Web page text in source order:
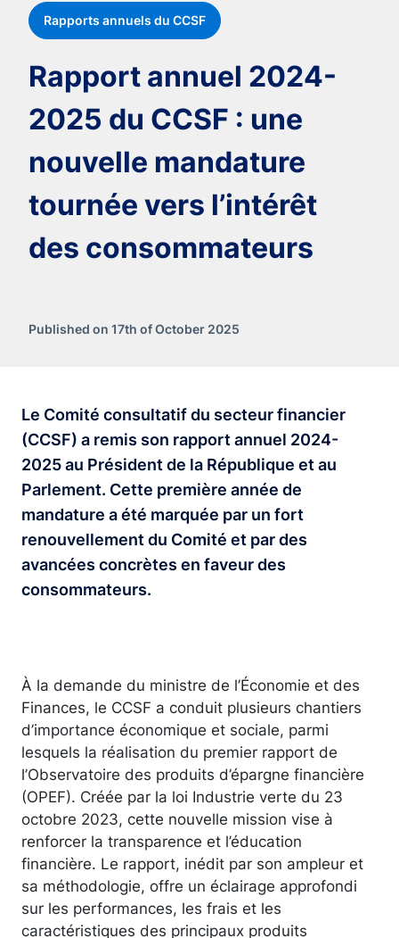
Rapports annuels du CCSF
Rapport annuel 2024-
2025 du CCSF : une
nouvelle mandature
tournée vers l’intérêt
des consommateurs
Published on 17th of October 2025
Le Comité consultatif du secteur financier
(CCSF) a remis son rapport annuel 2024-
2025 au Président de la République et au
Parlement. Cette première année de
mandature a été marquée par un fort
renouvellement du Comité et par des
avancées concrètes en faveur des
consommateurs.
À la demande du ministre de l’Économie et des
Finances, le CCSF a conduit plusieurs chantiers
d’importance économique et sociale, parmi
lesquels la réalisation du premier rapport de
l’Observatoire des produits d’épargne financière
(OPEF). Créée par la loi Industrie verte du 23
octobre 2023, cette nouvelle mission vise à
renforcer la transparence et l’éducation
financière. Le rapport, inédit par son ampleur et
sa méthodologie, offre un éclairage approfondi
sur les performances, les frais et les
caractéristiques des principaux produits